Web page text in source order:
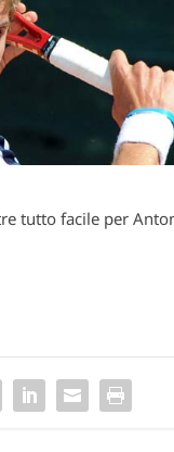
tutto facile per